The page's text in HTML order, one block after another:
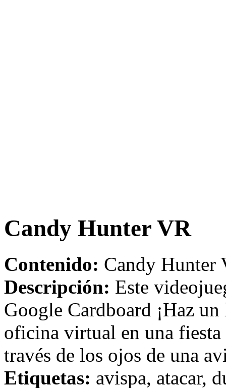
Candy Hunter VR
Contenido: Candy Hunter
Descripción: Este
Google Cardboard ¡Haz
oficina virtual en una
través de los ojos de una
Etiquetas: avispa, atacar,